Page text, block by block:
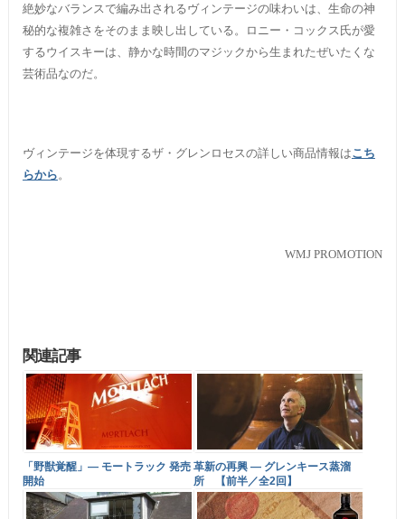
絶妙なバランスで編み出されるヴィンテージの味わいは、生命の神
秘的な複雑さをそのまま映し出している。ロニー・コックス氏が愛
するウイスキーは、静かな時間のマジックから生まれたぜいたくな
芸術品なのだ。
ヴィンテージを体現するザ・グレンロセスの詳しい商品情報はこち
らから 。
WMJ PROMOTION
関連記事
「野獣覚醒」― モートラック 発売
開始
革新の再興 ― グレンキース蒸溜
所 【前半／全2回】